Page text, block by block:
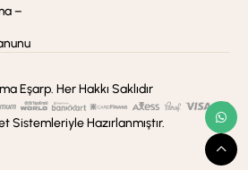
–
Eşarp. Her Hakkı Saklıdır
Sistemleriyle Hazırlanmıştır.